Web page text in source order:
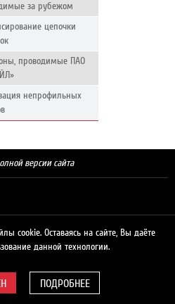
за рубежом
цепочки
проводимые ПАО
непрофильных
версии сайта
cookie. Оставаясь на сайте, Вы даёте
данной технологии.
ПОДРОБНЕЕ